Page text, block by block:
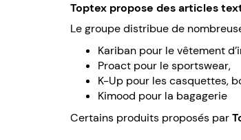
Toptex propose des articles
Le groupe distribue de
Kariban pour le vêtement
Proact pour le sportswear,
K-Up pour les casquettes,
Kimood pour la bagagerie
Certains produits proposés par